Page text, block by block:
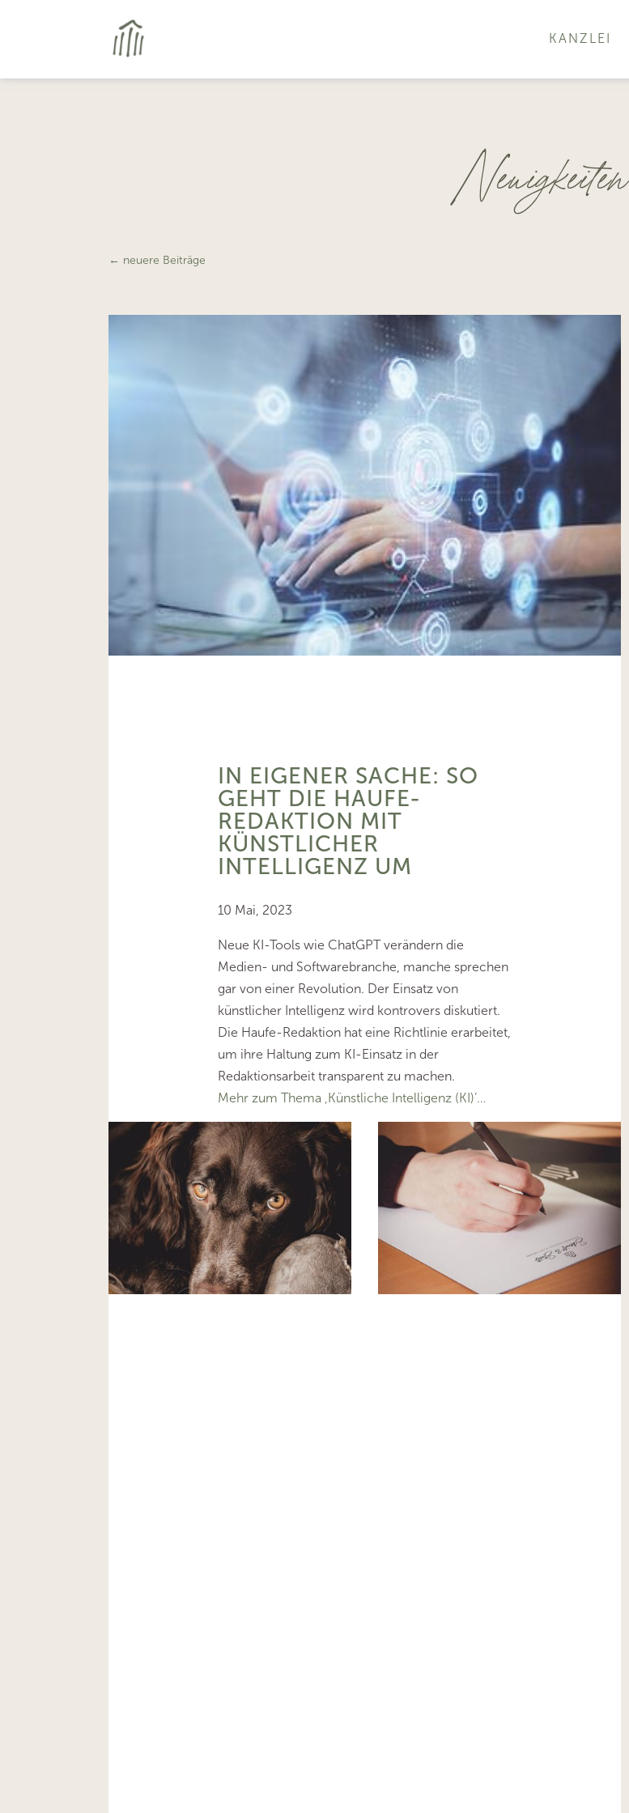
KANZLEI
Neuigkeiten
← neuere Beiträge
IN EIGENER SACHE: SO
GEHT DIE HAUFE-
REDAKTION MIT
KÜNSTLICHER
INTELLIGENZ UM
10 Mai, 2023
Neue KI-Tools wie ChatGPT verändern die
Medien- und Softwarebranche, manche sprechen
gar von einer Revolution. Der Einsatz von
künstlicher Intelligenz wird kontrovers diskutiert.
Die Haufe-Redaktion hat eine Richtlinie erarbeitet,
um ihre Haltung zum KI-Einsatz in der
Redaktionsarbeit transparent zu machen.
Mehr zum Thema ‚Künstliche Intelligenz (KI)’…